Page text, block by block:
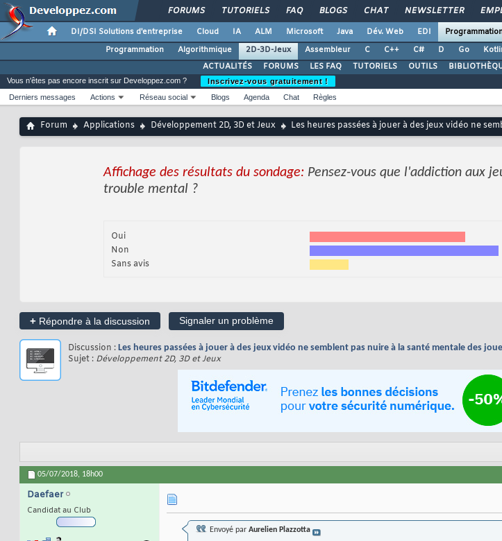
FORUMS TUTORIELS FAQ BLOGS CHAT NEWSLETTER
DI/DSI Solutions d'entreprise Cloud IA ALM Microsoft Java Dév. Web EDI
Programmation
Algorithmique 2D-3D-Jeux Assembleur C C++ C# D Go
ACTUALITÉS
FORUMS LES FAQ TUTORIELS OUTILS
Vous n'êtes pas encore inscrit sur Developpez.com ?
Inscrivez-vous gratuitement !
Derniers messages
Actions Réseau social Blogs Agenda Chat Règles
Forum Applications Développement 2D, 3D et Jeux Les heures passées à jouer à des jeux vidéo ne
Affichage des résultats du sondage: Pensez-vous que l'addiction aux
trouble mental ?
Oui
Non
Sans avis
+ Répondre à la discussion Signaler un problème
Discussion : Les heures passées à jouer à des jeux vidéo ne semblent pas nuire à la santé mentale des
Sujet : Développement 2D, 3D et Jeux
05/07/2018, 18h00
Daefaer
Candidat au Club
Envoyé par Aurelien Plazzotta